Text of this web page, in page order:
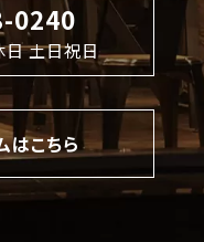
0240
土日祝日
はこちら